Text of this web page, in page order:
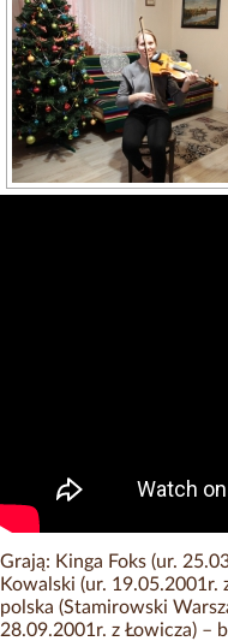
Grają: Kinga Foks (ur.
Kowalski (ur. 19.05.2001r.
polska (Stamirowski
28.09.2001r. z Łowicza) –